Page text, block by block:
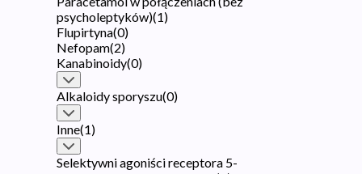
psycholeptyków)(1)
Flupirtyna(0)
Nefopam(2)
Kanabinoidy(0)
Alkaloidy sporyszu(0)
Inne(1)
Selektywni agoniści receptora 5-